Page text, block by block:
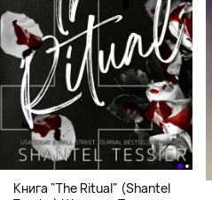
Книга "The Ritual" (Shantel